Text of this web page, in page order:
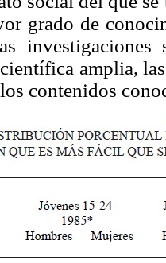
grado de
investigaciones
amplia,
contenidos